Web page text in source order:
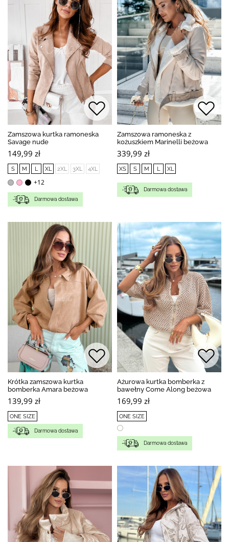
Zamszowa kurtka ramoneska
Savage nude
149,99 zł
S M L XL 2XL 3XL 4XL
+12
Darmowa dostawa
Zamszowa ramoneska z
kożuszkiem Marinelli beżowa
339,99 zł
XS S M L XL
Darmowa dostawa
Krótka zamszowa kurtka
bomberka Amara beżowa
139,99 zł
ONE SIZE
Darmowa dostawa
Ażurowa kurtka bomberka z
bawełny Come Along beżowa
169,99 zł
ONE SIZE
Darmowa dostawa